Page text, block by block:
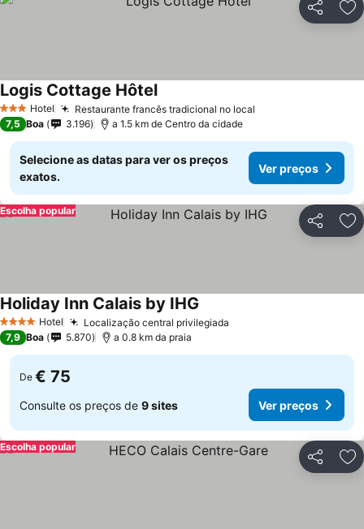
Partilhar
3 EstrelasHotel Restaurante francês tradicional no local
Logis Cottage Hôtel
7,5 Boa 3.196 a 1.5 km de Centro da cidade
Selecione as datas para ver os preços
exatos.
Ver preços
Partilhar
Escolha popular
4 EstrelasHotel Localização central privilegiada
Holiday Inn Calais by IHG
7,9 Boa 5.870 a 0.8 km da praia
De € 75
Consulte os preços de 9 sites Ver preços
Partilhar
Escolha popular